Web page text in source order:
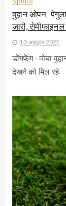
वुहान ओपन:
जारी,
10 अक्टूबर 2025
डोंगफेंग · वोया
देखने को मिल रहे